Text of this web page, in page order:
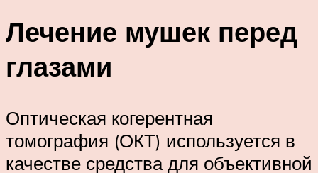
Лечение мушек перед
глазами
Оптическая когерентная
томография (ОКТ) используется в
качестве средства для объективной